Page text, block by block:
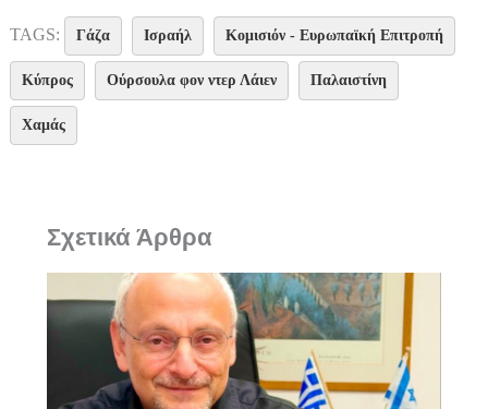
TAGS: Γάζα Ισραήλ Κομισιόν - Ευρωπαϊκή Επιτροπή
Κύπρος Ούρσουλα φον ντερ Λάιεν Παλαιστίνη
Χαμάς
Σχετικά Άρθρα